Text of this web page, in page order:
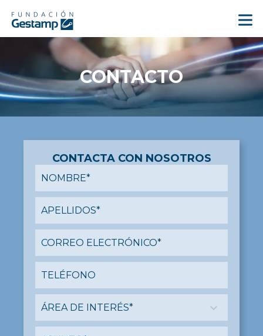
CONTACTO
CONTACTA CON NOSOTROS
ÁREA DE INTERÉS*